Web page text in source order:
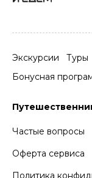
Экскурсии Туры
Бонусная
Частые вопросы
Оферта сервиса
Политика